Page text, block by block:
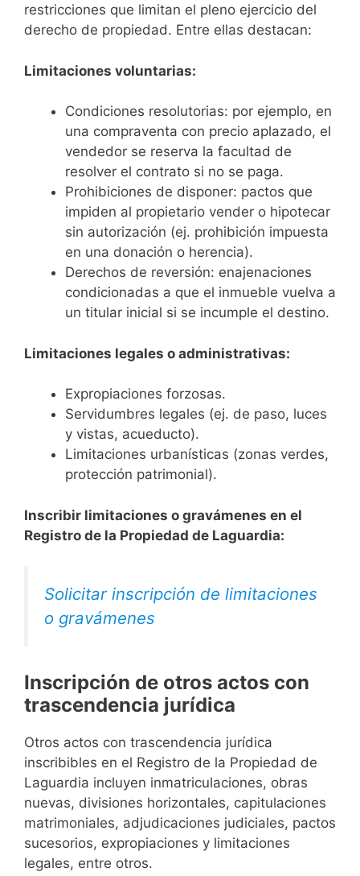
restricciones que limitan el pleno ejercicio del
derecho de propiedad. Entre ellas destacan:
Limitaciones voluntarias:
Condiciones resolutorias: por ejemplo, en
una compraventa con precio aplazado, el
vendedor se reserva la facultad de
resolver el contrato si no se paga.
Prohibiciones de disponer: pactos que
impiden al propietario vender o hipotecar
sin autorización (ej. prohibición impuesta
en una donación o herencia).
Derechos de reversión: enajenaciones
condicionadas a que el inmueble vuelva a
un titular inicial si se incumple el destino.
Limitaciones legales o administrativas:
Expropiaciones forzosas.
Servidumbres legales (ej. de paso, luces
y vistas, acueducto).
Limitaciones urbanísticas (zonas verdes,
protección patrimonial).
Inscribir limitaciones o gravámenes en el
Registro de la Propiedad de Laguardia:
Solicitar inscripción de limitaciones
o gravámenes
Inscripción de otros actos con
trascendencia jurídica
Otros actos con trascendencia jurídica
inscribibles en el Registro de la Propiedad de
Laguardia incluyen inmatriculaciones, obras
nuevas, divisiones horizontales, capitulaciones
matrimoniales, adjudicaciones judiciales, pactos
sucesorios, expropiaciones y limitaciones
legales, entre otros.